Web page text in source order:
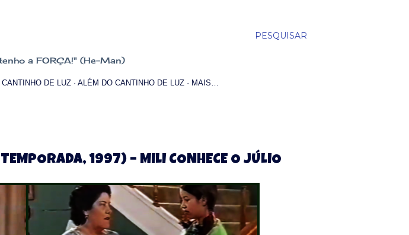
PESQUISAR
a FORÇA!" (He-Man)
CANTINHO DE LUZ ALÉM DO CANTINHO DE LUZ MAIS…
1997) – MILI CONHECE O JÚLIO